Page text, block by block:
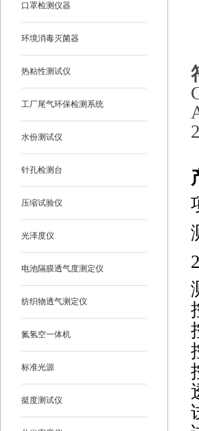
口罩检测仪器
环境消毒灭菌器
热粘性测试仪
工厂尾气环保检测系统
水份测试仪
针孔检测台
压缩试验仪
光泽度仪
电池隔膜透气度测定仪
纺织物透气测定仪
氮氢空一体机
标准光源
挺度测试仪